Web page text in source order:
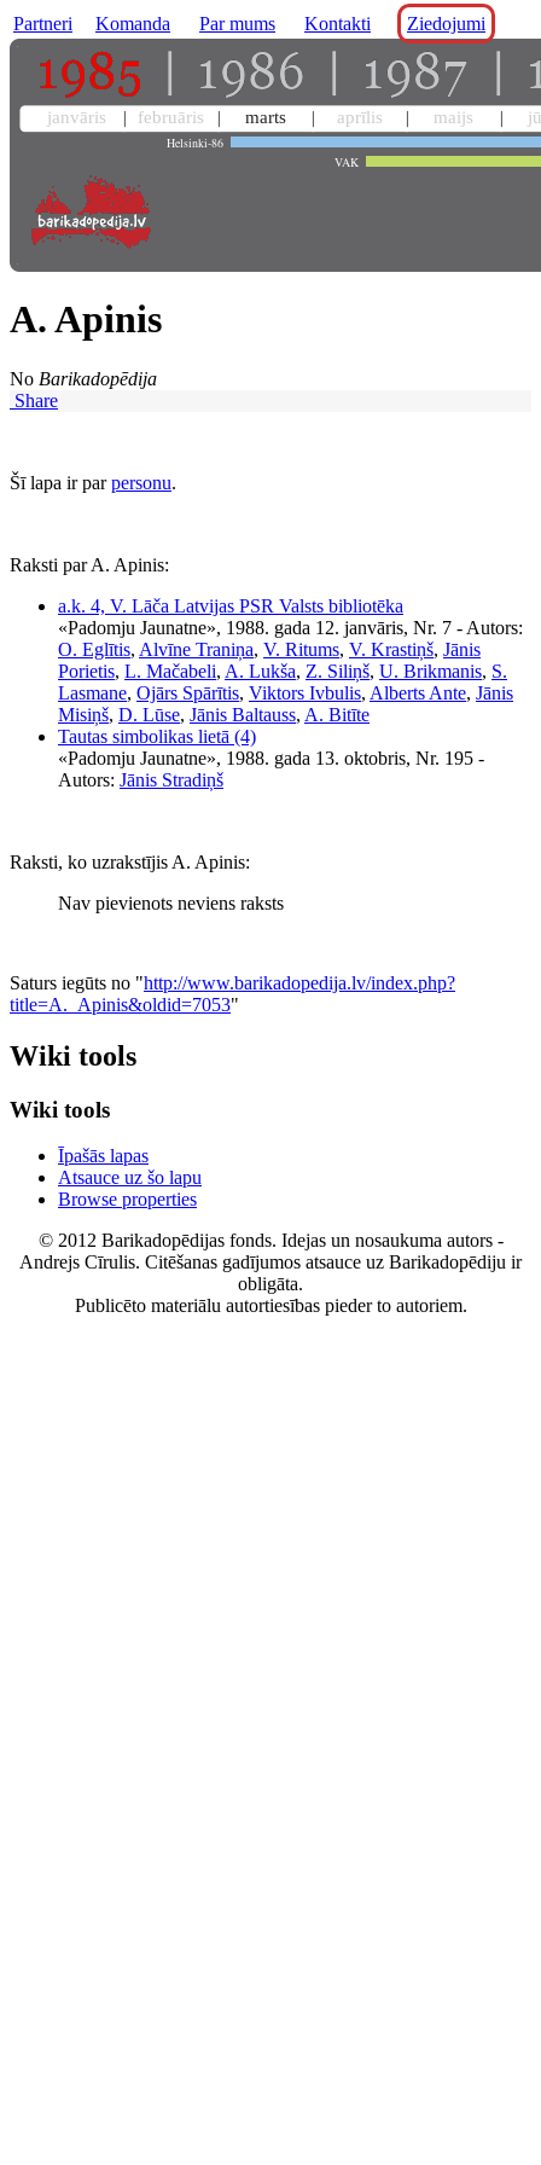
Partneri Komanda Par mums Kontakti Ziedojumi
janvāris februāris marts aprīlis maijs
Helsinki-86
VAK
A. Apinis
No Barikadopēdija
Share
Šī lapa ir parpersonu.
Raksti par A. Apinis:
a.k. 4, V. Lāča Latvijas PSR Valsts bibliotēka
«Padomju Jaunatne», 1988. gada 12. janvāris, Nr. 7 - Autors:
O. Eglītis, Alvīne Traniņa, V. Ritums, V. Krastiņš, Jānis
Porietis, L. Mačabeli, A. Lukša, Z. Siliņš, U. Brikmanis, S.
Lasmane, Ojārs Spārītis, Viktors Ivbulis, Alberts Ante, Jānis
Misiņš, D. Lūse, Jānis Baltauss, A. Bitīte
Tautas simbolikas lietā (4)
«Padomju Jaunatne», 1988. gada 13. oktobris, Nr. 195 -
Autors: Jānis Stradiņš
Raksti, ko uzrakstījis A. Apinis:
Nav pievienots neviens raksts
Saturs iegūts no "http://www.barikadopedija.lv/index.php?
title=A._Apinis&oldid=7053"
Wiki tools
Wiki tools
Īpašās lapas
Atsauce uz šo lapu
Browse properties
© 2012 Barikadopēdijas fonds. Idejas un nosaukuma autors -
Andrejs Cīrulis. Citēšanas gadījumos atsauce uz Barikadopēdiju ir
obligāta.
Publicēto materiālu autortiesības pieder to autoriem.